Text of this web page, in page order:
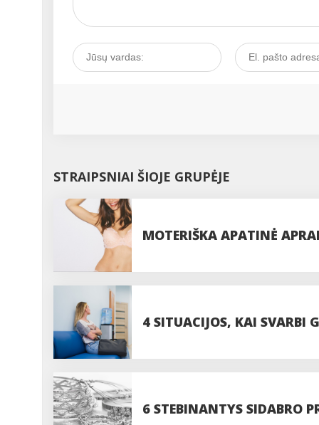
vadovė docentė Rosita
Aniulienė....
STRAIPSNIAI ŠIOJE GRUPĖJE
MOTERIŠKA APATINĖ
4 SITUACIJOS, KAI SVARBI
6 STEBINANTYS SIDABRO